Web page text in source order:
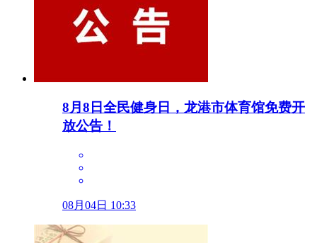
8月8日全民健身日，龙港市体育馆免费开
放公告！
08月04日 10:33